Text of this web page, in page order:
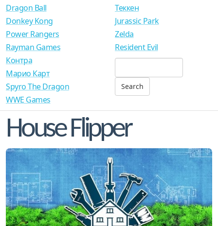
Dragon Ball
Donkey Kong
Power Rangers
Rayman Games
Теккен
Jurassic Park
Zelda
Resident Evil
Контра
Марио Карт
Spyro The Dragon
WWE Games
House Flipper